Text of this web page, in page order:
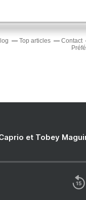
Top articles Contact
et Tobey